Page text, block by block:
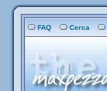
FAQ Cerca